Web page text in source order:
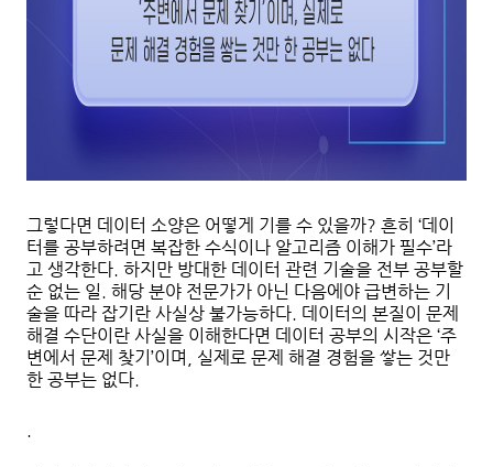
그렇다면 데이터 소양은 어떻게 기를 수 있을까? 흔히 ‘데이
터를 공부하려면 복잡한 수식이나 알고리즘 이해가 필수’라
고 생각한다. 하지만 방대한 데이터 관련 기술을 전부 공부할
순 없는 일. 해당 분야 전문가가 아닌 다음에야 급변하는 기
술을 따라 잡기란 사실상 불가능하다. 데이터의 본질이 문제
해결 수단이란 사실을 이해한다면 데이터 공부의 시작은 ‘주
변에서 문제 찾기’이며, 실제로 문제 해결 경험을 쌓는 것만
한 공부는 없다.
.